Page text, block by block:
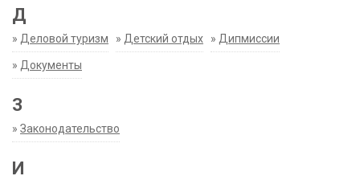
Д
» Деловой туризм » Детский отдых » Дипмиссии
» Документы
З
» Законодательство
И